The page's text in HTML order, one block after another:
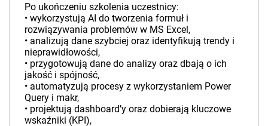
Po ukończeniu szkolenia uczestnicy:
• wykorzystują AI do tworzenia formuł i
rozwiązywania problemów w MS Excel,
• analizują dane szybciej oraz identyfikują trendy i
nieprawidłowości,
• przygotowują dane do analizy oraz dbają o ich
jakość i spójność,
• automatyzują procesy z wykorzystaniem Power
Query i makr,
• projektują dashboard’y oraz dobierają kluczowe
wskaźniki (KPI),